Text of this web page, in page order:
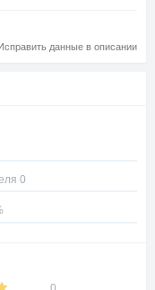
данные в описании
0
0